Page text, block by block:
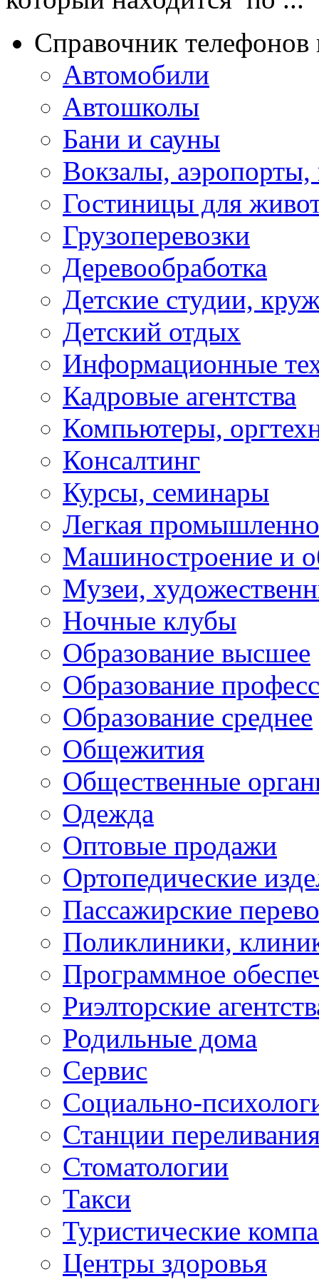
Справочник
Автомобили
Автошколы
Бани и сауны
Вокзалы,
Гостиницы для
Грузоперевозки
Деревообработка
Детские студии,
Детский отдых
Информационные
Кадровые агентства
Компьютеры,
Консалтинг
Курсы, семинары
Легкая
Машиностроение и
Музеи,
Ночные клубы
Образование высшее
Образование
Образование среднее
Общежития
Общественные
Одежда
Оптовые продажи
Ортопедические
Пассажирские
Поликлиники,
Программное
Риэлторские
Родильные дома
Сервис
Социально-
Станции
Стоматологии
Такси
Туристические
Центры здоровья